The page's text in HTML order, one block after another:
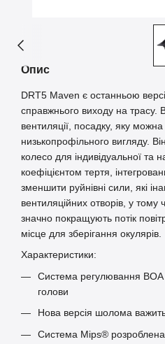
Опис
DRT5 Maven є останньою
справжнього виходу на трасу.
вентиляції, посадку, яку
низькопрофільного вигляду.
колесо для індивідуальної та
коефіцієнтом тертя,
зменшити руйнівні сили, які
вентиляційних отворів, у тому
значно покращують потік
місце для зберігання окулярів.
Характеристики:
Система регулювання BOA
голови
Нова версія шолома
Система Mips® розроблена